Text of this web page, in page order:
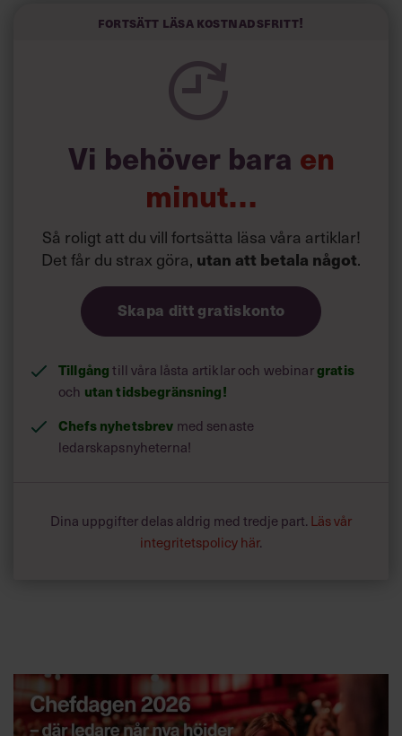
De studenter som kunde anpassa sig till nya kulturer var
bättre på att tänka kreativt i anställningsintervjuer och
Fortsätt läsa kostnadsfritt!
Vi behöver bara en
minut…
Så roligt att du vill fortsätta läsa våra artiklar!
Det får du strax göra, utan att betala något.
Skapa ditt gratiskonto
Tillgångtill våra låsta artiklar och webinargratis
och utan tidsbegränsning!
Chefs nyhetsbrev med senaste
ledarskapsnyheterna!
Dina uppgifter delas aldrig med tredje part. Läs vår
integritetspolicy här.